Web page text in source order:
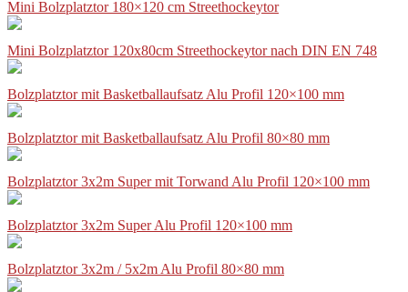
Mini Bolzplatztor 180×120 cm Streethockeytor
Mini Bolzplatztor 120x80cm Streethockeytor nach DIN EN 748
Bolzplatztor mit Basketballaufsatz Alu Profil 120×100 mm
Bolzplatztor mit Basketballaufsatz Alu Profil 80×80 mm
Bolzplatztor 3x2m Super mit Torwand Alu Profil 120×100 mm
Bolzplatztor 3x2m Super Alu Profil 120×100 mm
Bolzplatztor 3x2m / 5x2m Alu Profil 80×80 mm